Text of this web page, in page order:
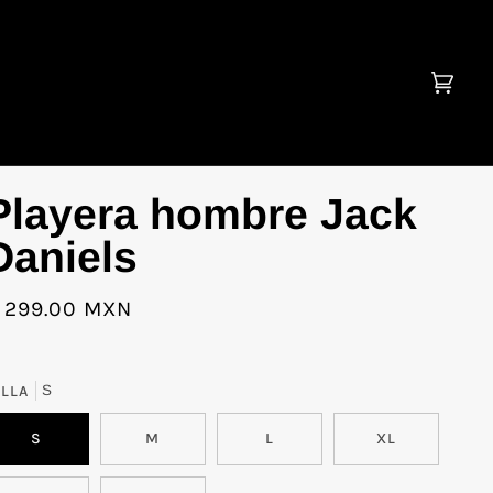
hombre Jack
MXN
S
S M L XL